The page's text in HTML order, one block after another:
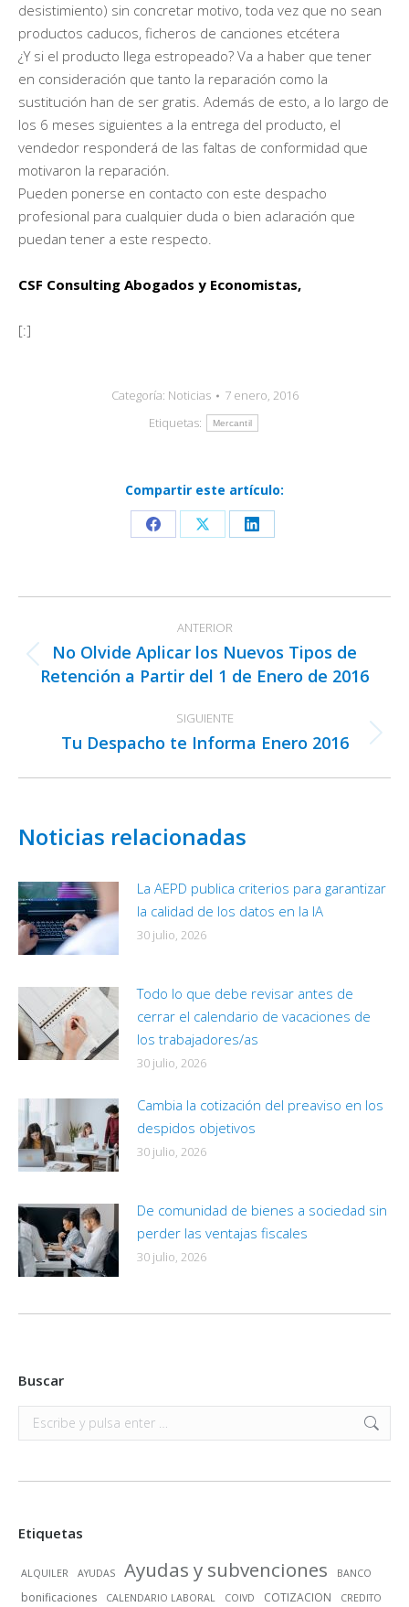
desistimiento) sin concretar motivo, toda vez que no sean
productos caducos, ficheros de canciones etcétera
¿Y si el producto llega estropeado? Va a haber que tener
en consideración que tanto la reparación como la
sustitución han de ser gratis. Además de esto, a lo largo de
los 6 meses siguientes a la entrega del producto, el
vendedor responderá de las faltas de conformidad que
motivaron la reparación.
Pueden ponerse en contacto con este despacho
profesional para cualquier duda o bien aclaración que
puedan tener a este respecto.
CSF Consulting Abogados y Economistas,
[:]
Categoría: Noticias
7 enero, 2016
Etiquetas:
Mercantil
Compartir este artículo:
Share
Facebook
Share
X
Share
LinkedIn
entre
publicaciones
ANTERIOR
Publicación
anterior:
No Olvide Aplicar los Nuevos Tipos de
Retención a Partir del 1 de Enero de 2016
SIGUIENTE
Publicación
Tu Despacho te Informa Enero 2016
Noticias relacionadas
La AEPD publica criterios para garantizar
la calidad de los datos en la IA
30 julio, 2026
Todo lo que debe revisar antes de
cerrar el calendario de vacaciones de
los trabajadores/as
30 julio, 2026
Cambia la cotización del preaviso en los
despidos objetivos
30 julio, 2026
De comunidad de bienes a sociedad sin
perder las ventajas fiscales
30 julio, 2026
Buscar
Buscar:
Etiquetas
ALQUILER AYUDAS Ayudas y subvenciones BANCO
bonificaciones CALENDARIO LABORAL COIVD COTIZACION CREDITO